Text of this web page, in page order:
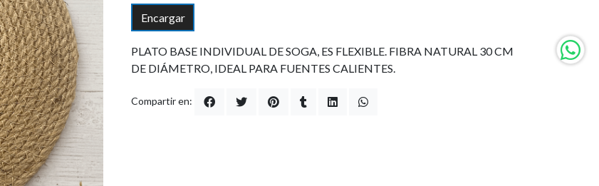
Encargar
PLATO BASE INDIVIDUAL DE SOGA, ES FLEXIBLE. FIBRA NATURAL 30 CM
DE DIÁMETRO, IDEAL PARA FUENTES CALIENTES.
Compartir en: